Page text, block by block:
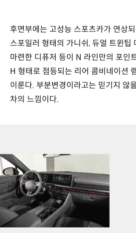
후면부에는 고성능 스포츠카가 연상
스포일러 형태의 가니쉬, 듀얼 트윈팁
마련한 디퓨저 등이 N 라인만의 포인
H 형태로 점등되는 리어 콤비네이션
이룬다. 부분변경이라고는 믿기지 않
차의 느낌이다.